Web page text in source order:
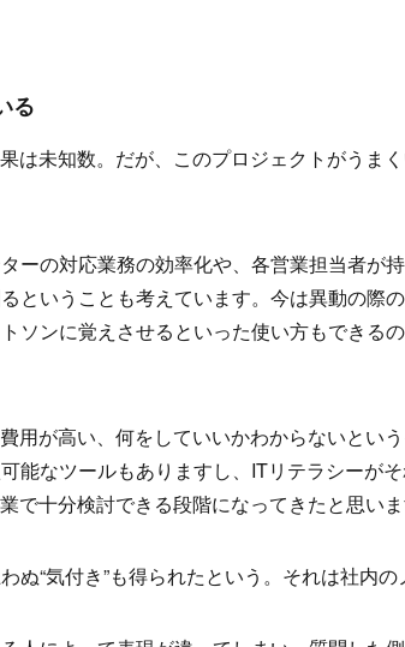
る
は未知数。だが、このプロジェクトがうま
ーの対応業務の効率化や、各営業担当者が
ということも考えています。今は異動の際
ソンに覚えさせるといった使い方もできる
用が高い、何をしていいかわからないとい
能なツールもありますし、ITリテラシーが
で十分検討できる段階になってきたと思いま
ぬ“気付き”も得られたという。それは社内の